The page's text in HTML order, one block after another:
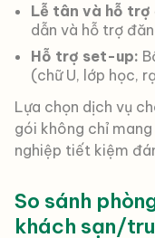
Lễ tân và hỗ trợ
dẫn và hỗ trợ
Hỗ trợ set-up:
(chữ U, lớp học,
Lựa chọn dịch vụ
gói không chỉ
nghiệp tiết kiệm
So sánh
khách sạn/